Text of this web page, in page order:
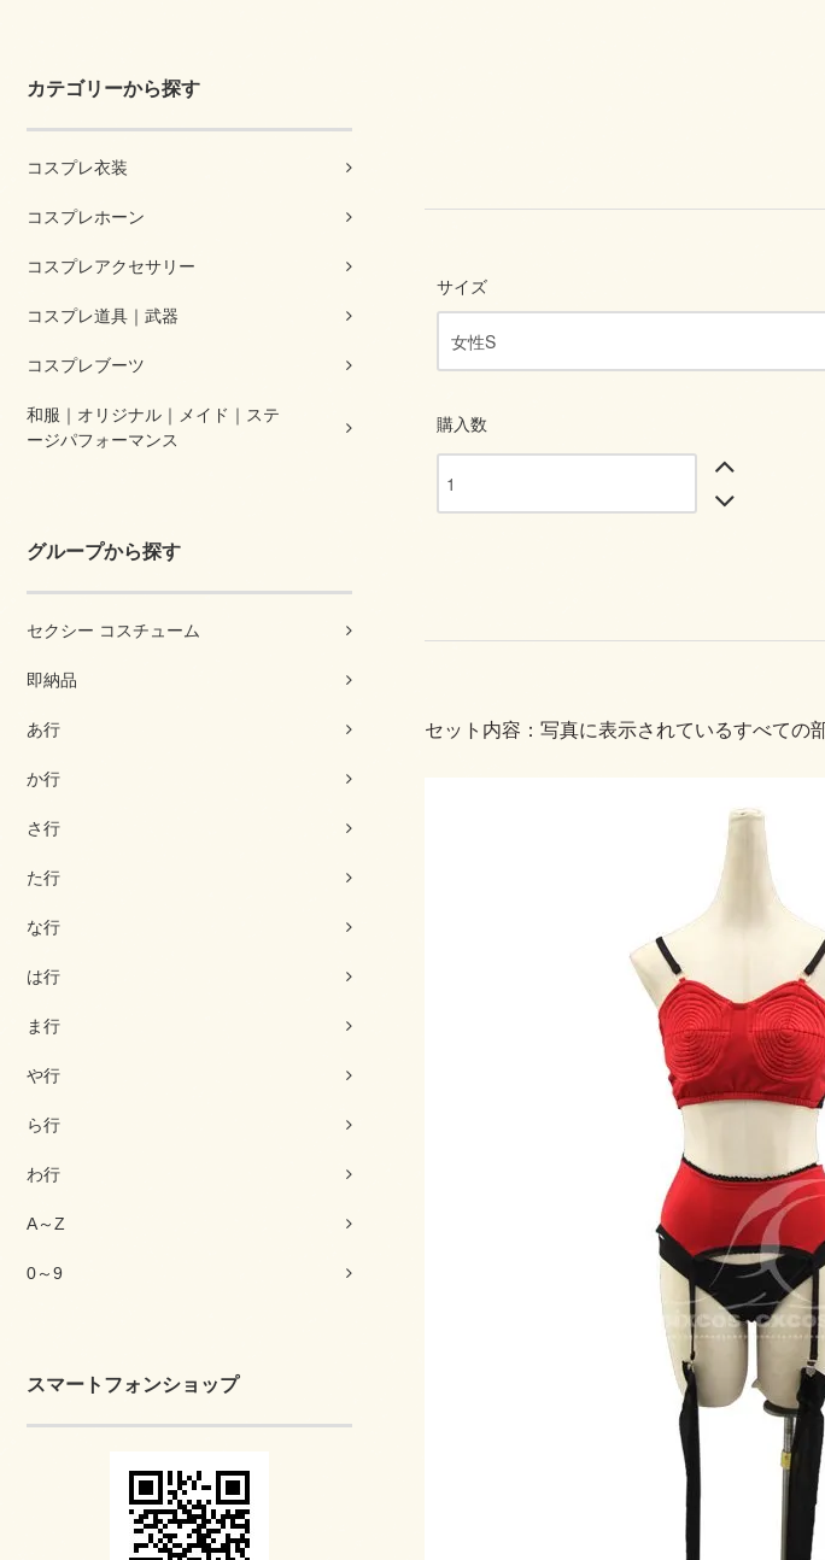
カテゴリーから探す
コスプレ衣装
コスプレホーン
コスプレアクセサリー
コスプレ道具｜武器
コスプレブーツ
和服｜オリジナル｜メイド｜ステ
ージパフォーマンス
グループから探す
セクシー コスチューム
即納品
あ行
か行
さ行
た行
な行
は行
ま行
や行
ら行
わ行
A～Z
0～9
スマートフォンショップ
サイズ
購入数
セット内容：写真に表示されているすべての